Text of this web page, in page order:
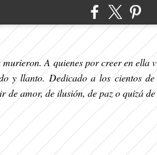
A quienes por creer en ella
y llanto. Dedicado a los cientos
de amor, de ilusión, de paz o quizá